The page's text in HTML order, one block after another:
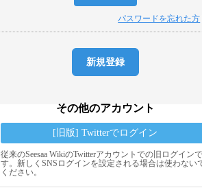
パスワードを忘れた方
新規登録
その他のアカウント
[旧版] Twitterでログイン
従来のSeesaa WikiのTwitterアカウントでの旧ログインで
す。新しくSNSログインを設定される場合は使わない
ください。